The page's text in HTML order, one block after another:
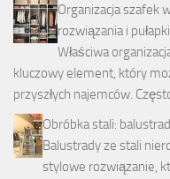
Organizacja szafek
rozwiązania i
Właściwa
kluczowy element, który
przyszłych najemców.
Obróbka stali:
Balustrady ze stali
stylowe rozwiązanie,